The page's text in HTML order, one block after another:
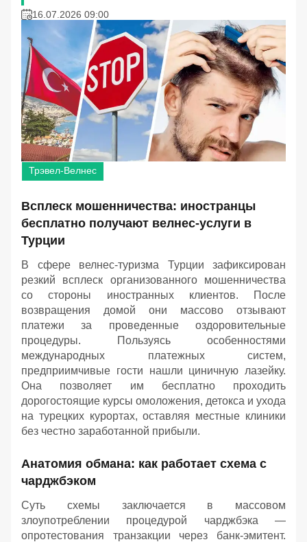
16.07.2026 09:00
Трэвел-Велнес
Всплеск мошенничества: иностранцы
бесплатно получают велнес-услуги в
Турции
В сфере велнес-туризма Турции зафиксирован
резкий всплеск организованного мошенничества
со стороны иностранных клиентов. После
возвращения домой они массово отзывают
платежи за проведенные оздоровительные
процедуры. Пользуясь особенностями
международных платежных систем,
предприимчивые гости нашли циничную лазейку.
Она позволяет им бесплатно проходить
дорогостоящие курсы омоложения, детокса и ухода
на турецких курортах, оставляя местные клиники
без честно заработанной прибыли.
Анатомия обмана: как работает схема с
чарджбэком
Суть схемы заключается в массовом
злоупотреблении процедурой чарджбэка —
опротестования транзакции через банк-эмитент.